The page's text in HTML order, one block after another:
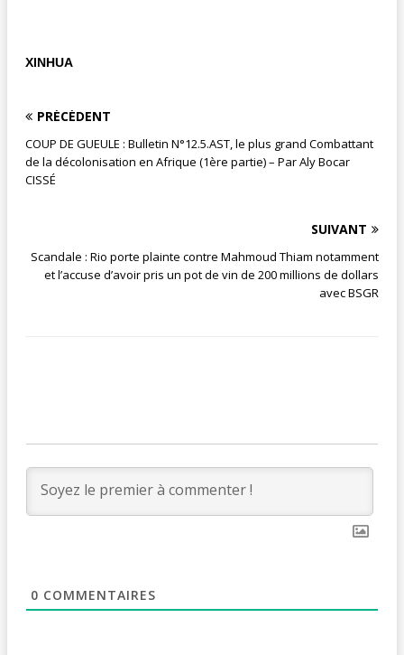
XINHUA
PRÉCÉDENT
COUP DE GUEULE : Bulletin N°12.5.AST, le plus grand Combattant
de la décolonisation en Afrique (1ère partie) – Par Aly Bocar
CISSÉ
SUIVANT
Scandale : Rio porte plainte contre Mahmoud Thiam notamment
et l’accuse d’avoir pris un pot de vin de 200 millions de dollars
avec BSGR
0 COMMENTAIRES